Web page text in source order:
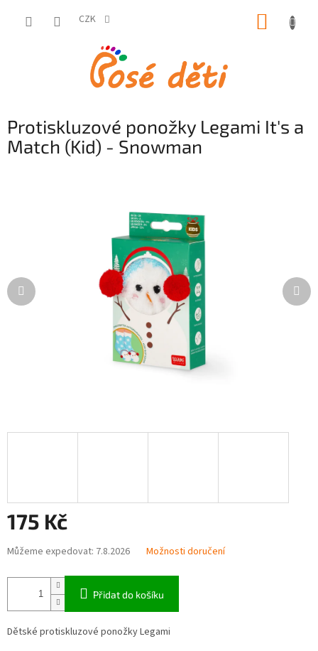
CZK
Protiskluzové ponožky Legami It's a
Match (Kid) - Snowman
175 Kč
Měrná
cena:
Můžeme expedovat: 7.8.2026 Možnosti doručení
Přidat do košíku
Dětské protiskluzové ponožky Legami